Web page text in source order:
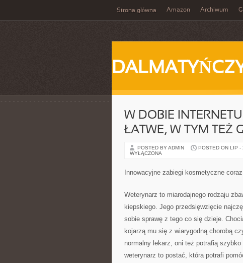
Strona główna Amazon Archiwum
W DOBIE
ŁATWE, W TYM TEŻ
POSTED BY ADMIN POSTED ON LIP -
WYŁĄCZONA
Innowacyjne zabiegi kosmetyczne
Weterynarz to miarodajnego rodzaju
kiepskiego. Jego przedsięwzięcie
sobie sprawę z tego co się dzieje.
kojarzą mu się z wiarygodną chorobą
normalny lekarz, oni też potrafią
weterynarz to postać, która potrafi